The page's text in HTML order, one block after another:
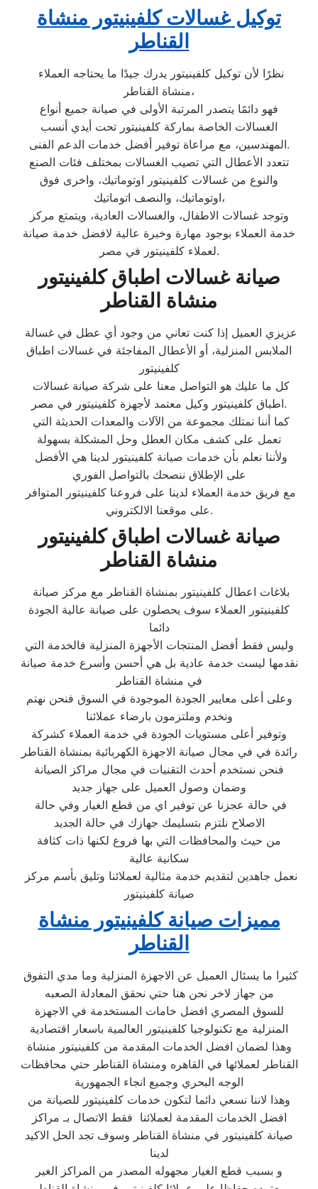
توكيل غسالات كلفينيتور منشاة
القناطر
منشاة القناطر،
فهو دائمًا يتصدر المرتبة الأولى في صيانة جميع أنواع
الغسالات الخاصة بماركة كلفينيتور تحت أيدي أنسب
المهندسين، مع مراعاة توفير أفضل خدمات الدعم الفنى.
تتعدد الأعطال التي تصيب الغسالات بمختلف فئات الصنع
والنوع من غسالات كلفينيتور اوتوماتيك، واخرى فوق
اوتوماتيك، والنصف اتوماتيك،
وتوجد غسالات الاطفال، والغسالات العادية، ويتمتع مركز
خدمة العملاء بوجود مهارة وخبرة عالية لافضل خدمة صيانة
لعملاء كلفينيتور في مصر.
صيانة غسالات اطباق كلفينيتور
منشاة القناطر
الملابس المنزلية، أو الأعطال المفاجئة في غسالات اطباق
كلفينيتور
اطباق كلفينيتور وكيل معتمد لأجهزة كلفينيتور في مصر.
تعمل على كشف مكان العطل وحل المشكلة بسهولة
على الإطلاق ننصحك بالتواصل الفوري
على موقعنا الالكتروني.
صيانة غسالات اطباق كلفينيتور
منشاة القناطر
كلفينيتور العملاء سوف يحصلون على صيانة عالية الجودة
دائما
وليس فقط أفضل المنتجات الأجهزة المنزلية فالخدمة التي
نقدمها ليست خدمة عادية بل هي أحسن وأسرع خدمة صيانة
في منشاة القناطر
وعلى أعلى معايير الجودة الموجودة في السوق فنحن نهتم
ونخدم وملتزمون بارضاء عملائنا
وتوفير أعلى مستويات الجودة في خدمة العملاء كشركة
رائدة في في مجال صيانة الاجهزة الكهربائية بمنشاة القناطر
فنحن نستخدم أحدث التقنيات في مجال مراكز الصيانة
وضمان وصول العميل على جهاز جديد
الاصلاح نلتزم بتسليمك جهازك في حالة الجديد
من حيث والمحافظات التي بها فروع لكنها ذات كثافة
سكانية عالية
صيانة كلفينيتور
مميزات صيانة كلفينيتور منشاة
القناطر
من جهاز لاخر نحن هنا حتي نحقق المعادلة الصعبه
للسوق المصري افضل خامات المستخدمة في الاجهزة
المنزلية مع تكنولوجيا كلفينيتور العالمية باسعار اقتصادية
وهذا لضمان افضل الخدمات المقدمة من كلفينيتور منشاة
القناطر لعملائها في القاهره ومنشاة القناطر حتي محافظات
الوجه البحري وجميع انجاء الجمهورية
وهذا لاننا نسعي دائما لتكون خدمات كلفينيتور للصيانة من
افضل الخدمات المقدمة لعملائنا فقط الاتصال بـ مراكز
صيانة كلفينيتور في منشاة القناطر وسوف تجد الحل الاكيد
لدينا
و بسبب قطع الغيار مجهوله المصدر من المراكز الغير